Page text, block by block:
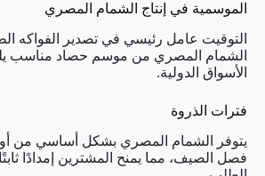
الموسمية في إنتاج الشمام المصري
التوقيت عامل رئيسي في تصدير الفواكه
الشمام المصري من موسم حصاد مناسب
الأسواق الدولية.
فترات الذروة
يتوفر الشمام المصري بشكل أساسي من
فصل الصيف، مما يمنح المشترين إمدادًا